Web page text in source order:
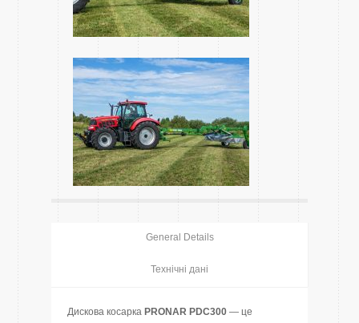
General Details
Технічні дані
Дискова косарка PRONAR PDC300 — це